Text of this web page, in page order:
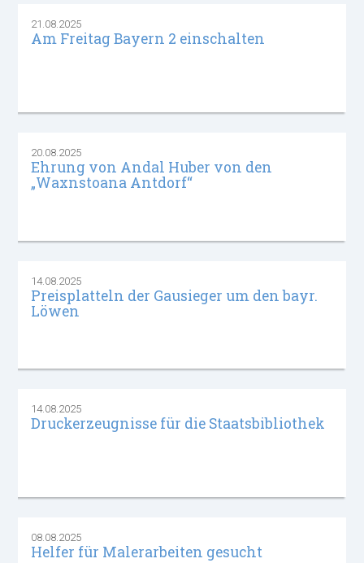
21.08.2025
Am Freitag Bayern 2 einschalten
20.08.2025
Ehrung von Andal Huber von den
„Waxnstoana Antdorf“
14.08.2025
Preisplatteln der Gausieger um den bayr.
Löwen
14.08.2025
Druckerzeugnisse für die Staatsbibliothek
08.08.2025
Helfer für Malerarbeiten gesucht